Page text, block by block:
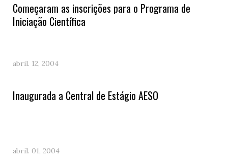
Começaram as inscrições para o Programa de
Iniciação Científica
abril. 12, 2004
Inaugurada a Central de Estágio AESO
abril. 01, 2004